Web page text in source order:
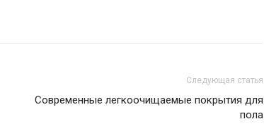
Следующая статья
Современные легкоочищаемые покрытия для
пола